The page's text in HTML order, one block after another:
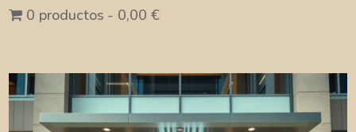
0 productos
0,00 €